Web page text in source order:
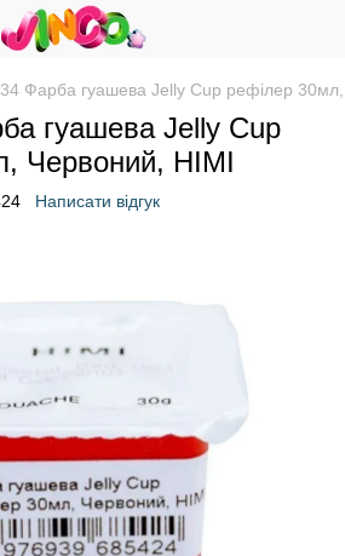
Фарба гуашева Jelly Cup рефілер
гуашева Jelly Cup
Червоний, HIMI
Написати відгук